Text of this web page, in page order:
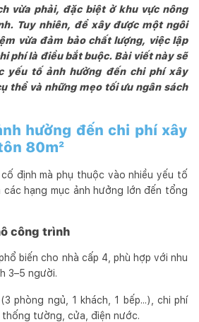
vừa phải, đặc biệt ở khu vực nông
Tuy nhiên, để xây được một ngôi
vừa đảm bảo chất lượng, việc lập
phí là điều bắt buộc. Bài viết này sẽ
yếu tố ảnh hưởng đến chi phí xây
thể và những mẹo tối ưu ngân sách
hưởng đến chi phí xây
80m²
định mà phụ thuộc vào nhiều yếu tố
các hạng mục ảnh hưởng lớn đến tổng
công trình
biến cho nhà cấp 4, phù hợp với nhu
3–5 người.
phòng ngủ, 1 khách, 1 bếp...), chi phí
tường, cửa, điện nước.